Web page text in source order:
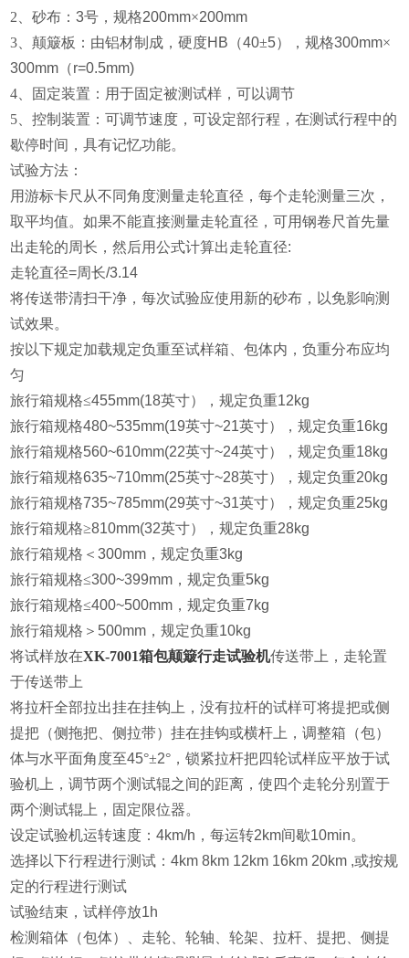
2、砂布：3号，规格200mm×200mm
3、颠簸板：由铝材制成，硬度HB （40±5），规格300mm×
300mm （r=0.5mm)
4、固定装置：用于固定被测试样，可以调节
5、控制装置：可调节速度，可设定部行程，在测试行程中的
歇停时间，具有记忆功能。
试验方法：
用游标卡尺从不同角度测量走轮直径，每个走轮测量三次，
取平均值。如果不能直接测量走轮直径，可用钢卷尺首先量
出走轮的周长，然后用公式计算出走轮直径:
走轮直径=周长/3.14
将传送带清扫干净，每次试验应使用新的砂布，以免影响测
试效果。
按以下规定加载规定负重至试样箱、包体内，负重分布应均
匀
旅行箱规格≤455mm(18英寸），规定负重12kg
旅行箱规格480~535mm(19英寸~21英寸），规定负重16kg
旅行箱规格560~610mm(22英寸~24英寸），规定负重18kg
旅行箱规格635~710mm(25英寸~28英寸），规定负重20kg
旅行箱规格735~785mm(29英寸~31英寸），规定负重25kg
旅行箱规格≥810mm(32英寸），规定负重28kg
旅行箱规格＜300mm ，规定负重3kg
旅行箱规格≤300~399mm ，规定负重5kg
旅行箱规格≤400~500mm ，规定负重7kg
旅行箱规格＞ 500mm ，规定负重10kg
将试样放在XK-7001箱包颠簸行走试验机传送带上，走轮置
于传送带上
将拉杆全部拉出挂在挂钩上，没有拉杆的试样可将提把或侧
提把（侧拖把、侧拉带）挂在挂钩或横杆上，调整箱（包）
体与水平面角度至45°±2°，锁紧拉杆把四轮试样应平放于试
验机上，调节两个测试辊之间的距离，使四个走轮分别置于
两个测试辊上，固定限位器。
设定试验机运转速度：4km/h ，每运转2km间歇10min。
选择以下行程进行测试：4km 8km 12km 16km 20km ,或按规
定的行程进行测试
试验结束，试样停放1h
检测箱体（包体）、走轮、轮轴、轮架、拉杆、提把、侧提